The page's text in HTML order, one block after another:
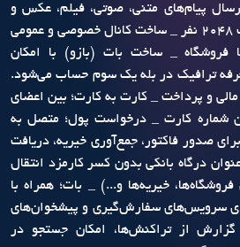
پیام‌های متنی، صوتی، فیلم، عکس و
فایل _ ساخت گروه تا ظرفیت 2048 نفر _ ساخت کانال خصوصی و عمومی
فروشگاه _ ساخت بات (بازو) با امکان
ترافیک در بله یک سوم حساب می‌شود.
و پرداخت _ کارت به کارت؛ بین اعضای
شماره کارت _ درخواست پول؛ متصل به
صدور فاکتور، جمع‌آوری خیریه، دریافت
درگاه بانکی بدون کسر کارمزد انتقال
خیریه‌ها و...) _ بات؛ همراه با
سرویس‌های سفارش‌گیری و پیشخوان‌های
از تراکنش‌ها، امکان جستجو در